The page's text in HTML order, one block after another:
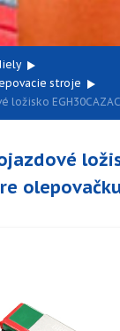
stroje
ložisko